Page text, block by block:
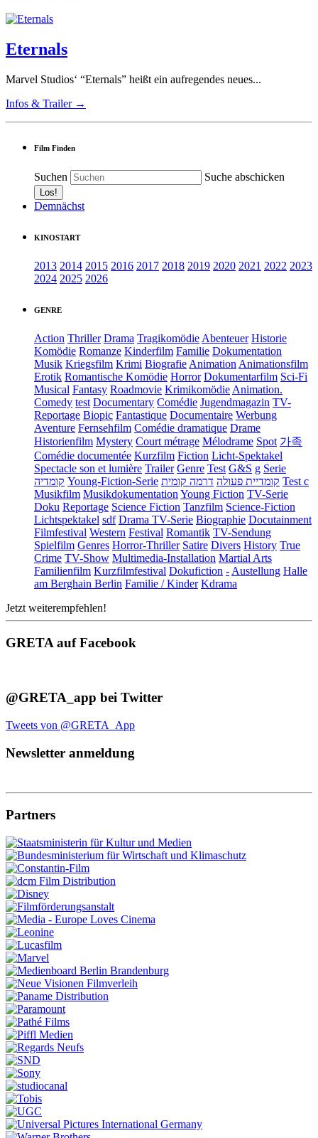
Eternals
Marvel Studios‘ “Eternals” heißt ein aufregendes neues...
Infos & Trailer →
Film Finden
Suchen Suche abschicken
Demnächst
KINOSTART
2013 2014 2015 2016 2017 2018 2019 2020 2021 2022 2023
2024 2025 2026
GENRE
Action Thriller Drama Tragikomödie Abenteuer Historie
Komödie Romanze Kinderfilm Familie Dokumentation
Musik Kriegsfilm Krimi Biografie Animation Animationsfilm
Erotik Romantische Komödie Horror Dokumentarfilm Sci-Fi
Musical Fantasy Roadmovie Krimikomödie Animation.
Comedy test Documentary Comédie Jugendmagazin TV-
Reportage Biopic Fantastique Documentaire Werbung
Aventure Fernsehfilm Comédie dramatique Drame
Historienfilm Mystery Court métrage Mélodrame Spot 가족
Comédie documentée Kurzfilm Fiction Licht-Spektakel
Spectacle son et lumière Trailer Genre Test G&S g Serie
קומדיה Young-Fiction-Serie קומדיית פעולה דרמה קומית
Test c
Musikfilm Musikdokumentation Young Fiction TV-Serie
Doku Reportage Science Fiction Tanzfilm Science-Fiction
Lichtspektakel sdf Drama TV-Serie Biographie Docutainment
Filmfestival Western Festival Romantik TV-Sendung
Spielfilm Genres Horror-Thriller Satire Divers History True
Crime TV-Show Multimedia-Installation Martial Arts
Familienfilm Kurzfilmfestival Dokufiction - Austellung Halle
am Berghain Berlin Familie / Kinder Kdrama
Jetzt weiterempfehlen!
GRETA auf Facebook
@GRETA_app bei Twitter
Tweets von @GRETA_App
Newsletter anmeldung
Partners